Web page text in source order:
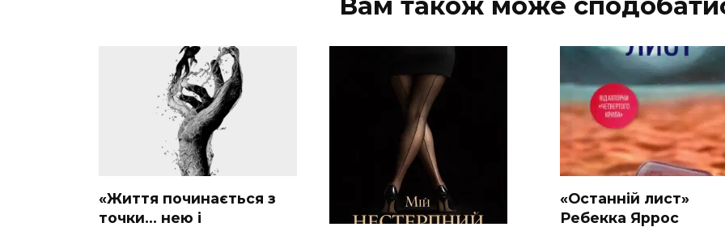
«Життя починається з
точки… нею і
«Останній лист»
Ребекка Яррос